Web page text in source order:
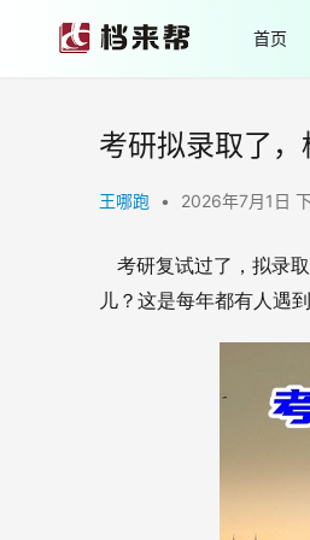
首页
考研拟录取了
王哪跑 • 2026年7月1日
考研复试过了，拟录
儿？这是每年都有人遇